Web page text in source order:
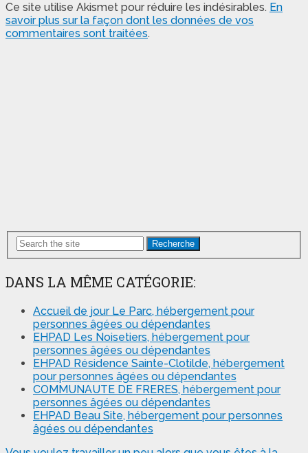
Ce site utilise Akismet pour réduire les indésirables. En
savoir plus sur la façon dont les données de vos
commentaires sont traitées.
Recherche
DANS LA MÊME CATÉGORIE:
Accueil de jour Le Parc, hébergement pour
personnes âgées ou dépendantes
EHPAD Les Noisetiers, hébergement pour
personnes âgées ou dépendantes
EHPAD Résidence Sainte-Clotilde, hébergement
pour personnes âgées ou dépendantes
COMMUNAUTE DE FRERES, hébergement pour
personnes âgées ou dépendantes
EHPAD Beau Site, hébergement pour personnes
âgées ou dépendantes